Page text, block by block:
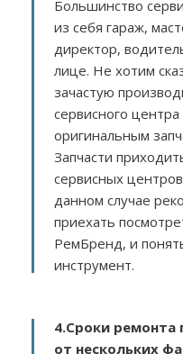
Большинство
из себя гараж,
директор,
лице. Не хотим
зачастую
сервисного
оригинальным
Запчасти
сервисных
данном случае
приехать
РемБренд, и
инструмент.
4.Сроки ремонта
от нескольких